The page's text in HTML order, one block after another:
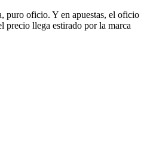
puro oficio. Y en apuestas, el oficio
precio llega estirado por la marca